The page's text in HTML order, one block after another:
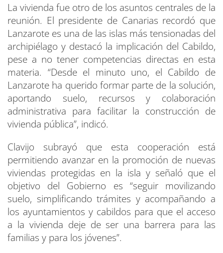
La vivienda fue otro de los asuntos centrales de la
reunión. El presidente de Canarias recordó que
Lanzarote es una de las islas más tensionadas del
archipiélago y destacó la implicación del Cabildo,
pese a no tener competencias directas en esta
materia. “Desde el minuto uno, el Cabildo de
Lanzarote ha querido formar parte de la solución,
aportando suelo, recursos y colaboración
administrativa para facilitar la construcción de
vivienda pública”, indicó.
Clavijo subrayó que esta cooperación está
permitiendo avanzar en la promoción de nuevas
viviendas protegidas en la isla y señaló que el
objetivo del Gobierno es “seguir movilizando
suelo, simplificando trámites y acompañando a
los ayuntamientos y cabildos para que el acceso
a la vivienda deje de ser una barrera para las
familias y para los jóvenes”.